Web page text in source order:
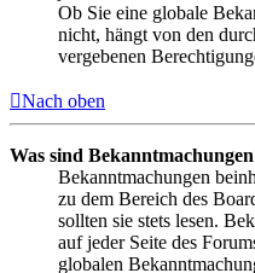
Ob Sie eine globale
nicht, hängt von den
vergebenen
Nach oben
Was sind
Bekanntmachungen
zu dem Bereich des
sollten sie stets lesen.
auf jeder Seite des
globalen